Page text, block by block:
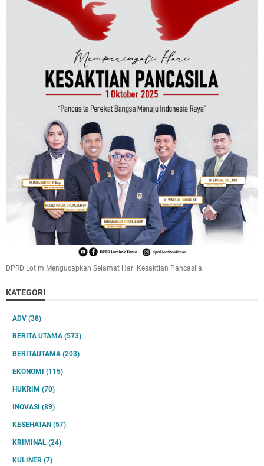
DPRD Lotim Mengucapkan Selamat Hari Kesaktian Pancasila
KATEGORI
ADV (38)
BERITA UTAMA (573)
BERITAUTAMA (203)
EKONOMI (115)
HUKRIM (70)
INOVASI (89)
KESEHATAN (57)
KRIMINAL (24)
KULINER (7)